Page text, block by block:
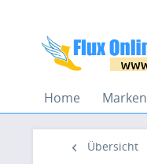
Home Marken
Übersicht